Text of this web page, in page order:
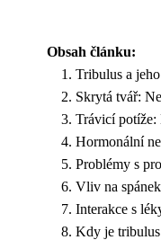
Obsah článku:
Tribulus a
Skrytá tvář:
Trávicí potíže:
Hormonální
Problémy s
Vliv na
Interakce s
Kdy je